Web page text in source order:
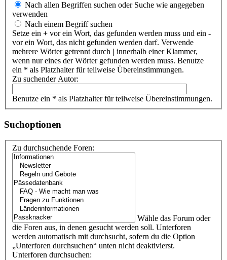
Nach allen Begriffen suchen oder Suche wie angegeben
verwenden
Nach einem Begriff suchen
Setze ein + vor ein Wort, das gefunden werden muss und ein -
vor ein Wort, das nicht gefunden werden darf. Verwende
mehrere Wörter getrennt durch | innerhalb einer Klammer,
wenn nur eines der Wörter gefunden werden muss. Benutze
ein * als Platzhalter für teilweise Übereinstimmungen.
Zu suchender Autor:
Benutze ein * als Platzhalter für teilweise Übereinstimmungen.
Suchoptionen
Zu durchsuchende Foren:
Wähle das Forum oder
die Foren aus, in denen gesucht werden soll. Unterforen
werden automatisch mit durchsucht, sofern du die Option
„Unterforen durchsuchen“ unten nicht deaktivierst.
Unterforen durchsuchen: